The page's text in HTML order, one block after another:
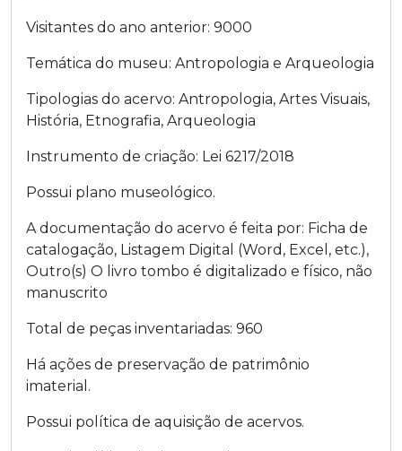
Visitantes do ano anterior: 9000
Temática do museu: Antropologia e Arqueologia
Tipologias do acervo: Antropologia, Artes Visuais,
História, Etnografia, Arqueologia
Instrumento de criação: Lei 6217/2018
Possui plano museológico.
A documentação do acervo é feita por: Ficha de
catalogação, Listagem Digital (Word, Excel, etc.),
Outro(s) O livro tombo é digitalizado e físico, não
manuscrito
Total de peças inventariadas: 960
Há ações de preservação de patrimônio
imaterial.
Possui política de aquisição de acervos.